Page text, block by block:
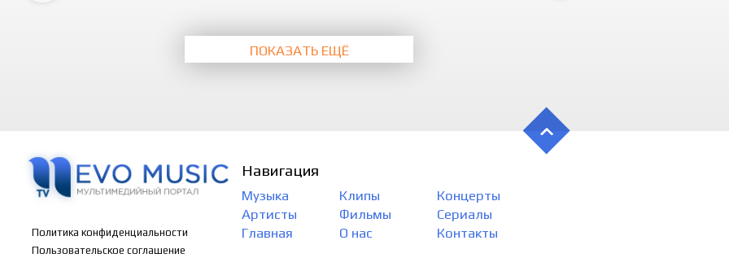
ПОКАЗАТЬ ЕЩЁ
Политика конфиденциальности
Пользовательское соглашение
Навигация
Музыка Клипы
Концерты
Артисты
Фильмы
Сериалы
Главная
О нас Контакты